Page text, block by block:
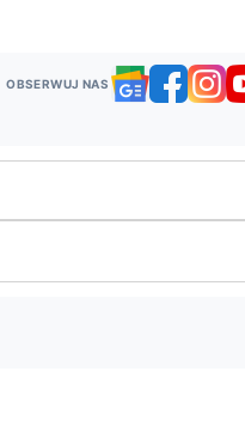
OBSERWUJ NAS